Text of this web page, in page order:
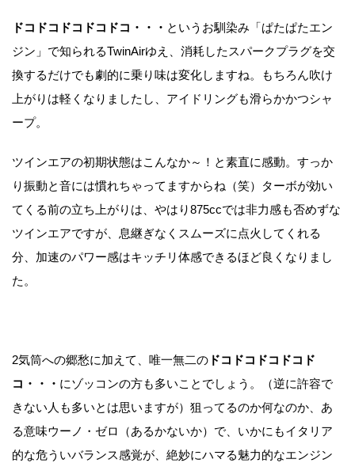
ドコドコドコドコドコ・・・ というお馴染み「ぱたぱたエン
ジン」で知られるTwinAirゆえ、消耗したスパークプラグを交
換するだけでも劇的に乗り味は変化しますね。もちろん吹け
上がりは軽くなりましたし、アイドリングも滑らかかつシャ
ープ。
ツインエアの初期状態はこんなか～！と素直に感動。すっか
り振動と音には慣れちゃってますからね（笑）ターボが効い
てくる前の立ち上がりは、やはり875ccでは非力感も否めずな
ツインエアですが、息継ぎなくスムーズに点火してくれる
分、加速のパワー感はキッチリ体感できるほど良くなりまし
た。
2気筒への郷愁に加えて、唯一無二の ドコドコドコドコド
コ・・・ にゾッコンの方も多いことでしょう。（逆に許容で
きない人も多いとは思いますが）狙ってるのか何なのか、あ
る意味ウーノ・ゼロ（あるかないか）で、いかにもイタリア
的な危ういバランス感覚が、絶妙にハマる魅力的なエンジン